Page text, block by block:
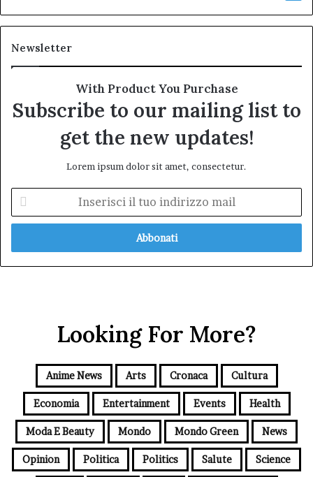
Newsletter
With Product You Purchase
Subscribe to our mailing list to
get the new updates!
Lorem ipsum dolor sit amet, consectetur.
tuo
mail
Looking For More?
Anime News Arts Cronaca Cultura
Economia Entertainment Events Health
Moda E Beauty Mondo Mondo Green News
Opinion Politica Politics Salute Science